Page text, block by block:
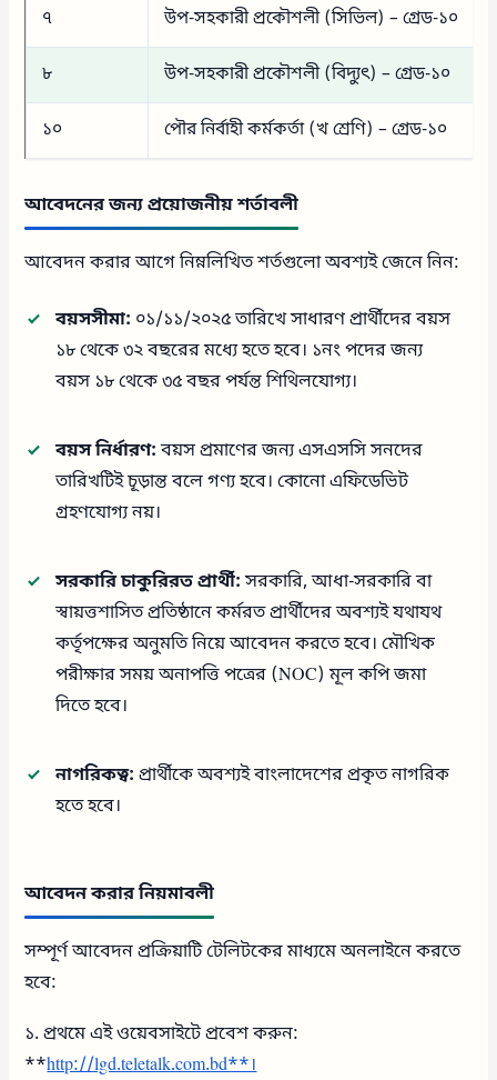
৭ উপ-সহকারী প্রকৌশলী (সিভিল) – গ্রেড-১০
৮ উপ-সহকারী প্রকৌশলী (বিদ্যুৎ) – গ্রেড-১০
১০ পৌর নির্বাহী কর্মকর্তা (খ শ্রেণি) – গ্রেড-১০
আবেদনের জন্য প্রয়োজনীয় শর্তাবলী
আবেদন করার আগে নিম্নলিখিত শর্তগুলো অবশ্যই জেনে নিন:
বয়সসীমা: ০১/১১/২০২৫ তারিখে সাধারণ প্রার্থীদের বয়স
১৮ থেকে ৩২ বছরের মধ্যে হতে হবে। ১নং পদের জন্য
বয়স ১৮ থেকে ৩৫ বছর পর্যন্ত শিথিলযোগ্য।
বয়স নির্ধারণ:বয়স প্রমাণের জন্য এসএসসি সনদের
তারিখটিই চূড়ান্ত বলে গণ্য হবে। কোনো এফিডেভিট
গ্রহণযোগ্য নয়।
সরকারি চাকুরিরত প্রার্থী:সরকারি, আধা-সরকারি বা
স্বায়ত্তশাসিত প্রতিষ্ঠানে কর্মরত প্রার্থীদের অবশ্যই যথাযথ
কর্তৃপক্ষের অনুমতি নিয়ে আবেদন করতে হবে। মৌখিক
পরীক্ষার সময় অনাপত্তি পত্রের (NOC) মূল কপি জমা
দিতে হবে।
নাগরিকত্ব: প্রার্থীকে অবশ্যই বাংলাদেশের প্রকৃত নাগরিক
হতে হবে।
আবেদন করার নিয়মাবলী
সম্পূর্ণ আবেদন প্রক্রিয়াটি টেলিটকের মাধ্যমে অনলাইনে করতে
হবে:
১. প্রথমে এই ওয়েবসাইটে প্রবেশ করুন:
**http://lgd.teletalk.com.bd**।